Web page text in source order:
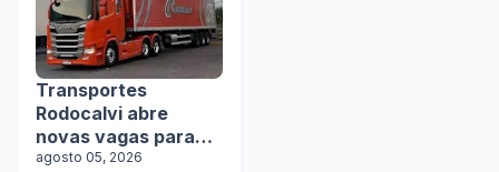
Transportes
Rodocalvi abre
novas vagas para
motoristas
agosto 05, 2026